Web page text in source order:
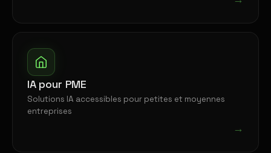
IA pour PME
Solutions IA accessibles pour petites et moyennes
entreprises
→